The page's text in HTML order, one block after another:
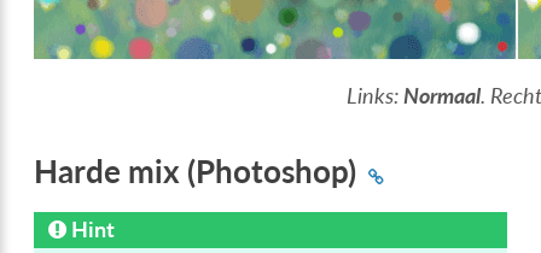
Links:Normaal.
Harde mix (Photoshop)
Hint